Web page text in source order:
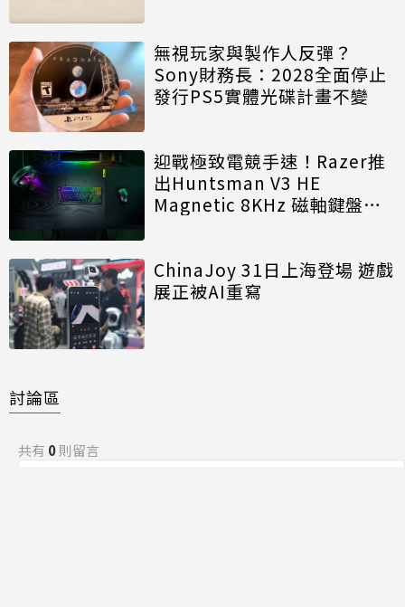
無視玩家與製作人反彈？
Sony財務長：2028全面停止
發行PS5實體光碟計畫不變
迎戰極致電競手速！Razer推
出Huntsman V3 HE
Magnetic 8KHz 磁軸鍵盤效
ChinaJoy 31日上海登場 遊戲
展正被AI重寫
討論區
共有 0則留言